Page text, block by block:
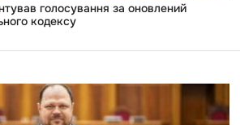
голосування за оновлений
кодексу